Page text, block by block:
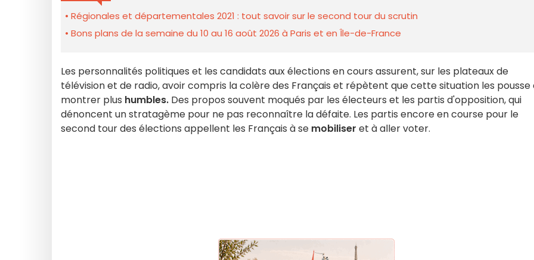
Régionales et départementales 2021 : tout savoir sur le second tour du scrutin
Bons plans de la semaine du 10 au 16 août 2026 à Paris et en Île-de-France
Les personnalités politiques et les candidats aux élections en cours assurent, sur les plateaux de
télévision et de radio, avoir compris la colère des Français et répètent que cette situation les pousse
montrer plus humbles. Des propos souvent moqués par les électeurs et les partis d'opposition, qui
dénoncent un stratagème pour ne pas reconnaître la défaite. Les partis encore en course pour le
second tour des élections appellent les Français à se mobiliser et à aller voter.